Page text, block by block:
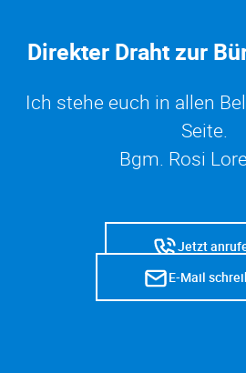
Direkter Draht zur
Ich stehe euch in allen
Seite.
Bgm. Rosi
Jetzt
E-Mail